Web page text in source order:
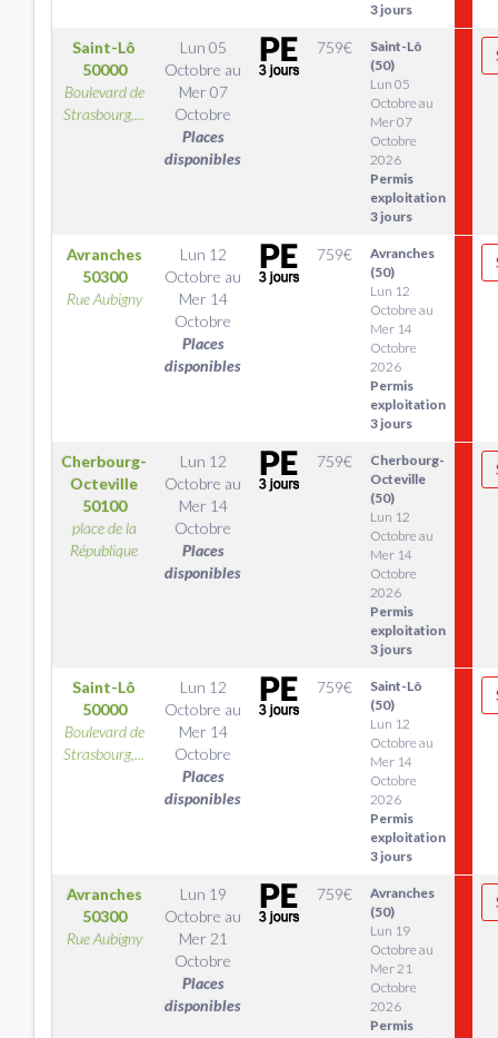
3 jours
Saint-Lô
50000
Boulevard de
Strasbourg,...
Lun 05
Octobre au
Mer 07
Octobre
Places
disponibles
759€
Saint-Lô
(50)
Lun 05
Octobre au
Mer 07
Octobre
2026
Permis
exploitation
3 jours
Avranches
50300
Rue Aubigny
Lun 12
Octobre au
Mer 14
Octobre
Places
disponibles
759€
Avranches
(50)
Lun 12
Octobre au
Mer 14
Octobre
2026
Permis
exploitation
3 jours
Cherbourg-
Octeville
50100
place de la
République
Lun 12
Octobre au
Mer 14
Octobre
Places
disponibles
759€
Cherbourg-
Octeville
(50)
Lun 12
Octobre au
Mer 14
Octobre
2026
Permis
exploitation
3 jours
Saint-Lô
50000
Boulevard de
Strasbourg,...
Lun 12
Octobre au
Mer 14
Octobre
Places
disponibles
759€
Saint-Lô
(50)
Lun 12
Octobre au
Mer 14
Octobre
2026
Permis
exploitation
3 jours
Avranches
50300
Rue Aubigny
Lun 19
Octobre au
Mer 21
Octobre
Places
disponibles
759€
Avranches
(50)
Lun 19
Octobre au
Mer 21
Octobre
2026
Permis